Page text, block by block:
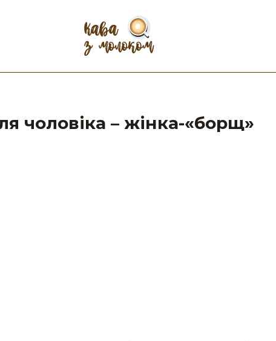
чоловіка – жінка-«борщ»